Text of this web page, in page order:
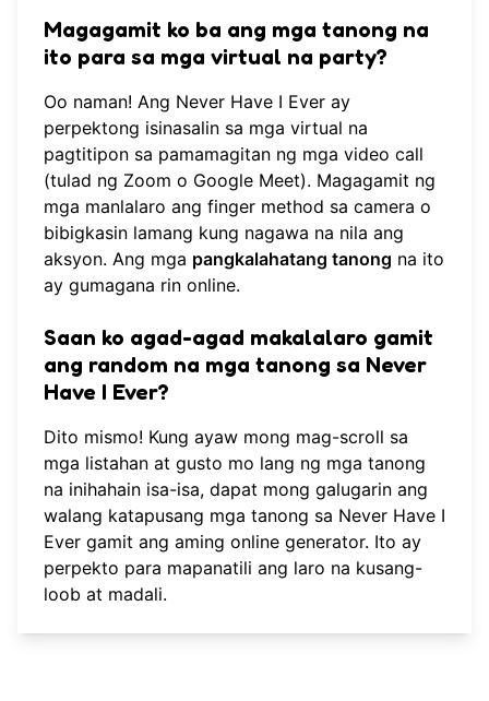
Magagamit ko ba ang mga tanong na
ito para sa mga virtual na party?
Oo naman! Ang Never Have I Ever ay
perpektong isinasalin sa mga virtual na
pagtitipon sa pamamagitan ng mga video call
(tulad ng Zoom o Google Meet). Magagamit ng
mga manlalaro ang finger method sa camera o
bibigkasin lamang kung nagawa na nila ang
aksyon. Ang mga pangkalahatang tanong na ito
ay gumagana rin online.
Saan ko agad-agad makalalaro gamit
ang random na mga tanong sa Never
Have I Ever?
Dito mismo! Kung ayaw mong mag-scroll sa
mga listahan at gusto mo lang ng mga tanong
na inihahain isa-isa, dapat mong galugarin ang
walang katapusang mga tanong sa Never Have I
Ever gamit ang aming online generator. Ito ay
perpekto para mapanatili ang laro na kusang-
loob at madali.